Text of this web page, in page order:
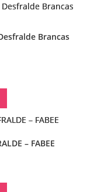
Brancas
– FABEE